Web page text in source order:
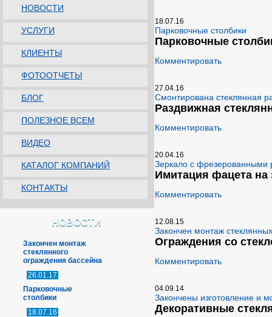
НОВОСТИ
УСЛУГИ
КЛИЕНТЫ
ФОТООТЧЕТЫ
БЛОГ
ПОЛЕЗНОЕ ВСЕМ
ВИДЕО
КАТАЛОГ КОМПАНИЙ
КОНТАКТЫ
НОВОСТИ
Закончен монтаж
стеклянного
ограждения бассейна
26.01.17
Парковочные
столбики
18.07.16
18.07.16
Парковочные столбики
Парковочные
Комментировать
27.04.16
Смонтирована стеклянная
Раздвижная
Комментировать
20.04.16
Зеркало с фрезерованными
Имитация фацета на
Комментировать
12.08.15
Закончен монтаж
Ограждения со
Комментировать
04.09.14
Закончены изготовление и
Декоративные